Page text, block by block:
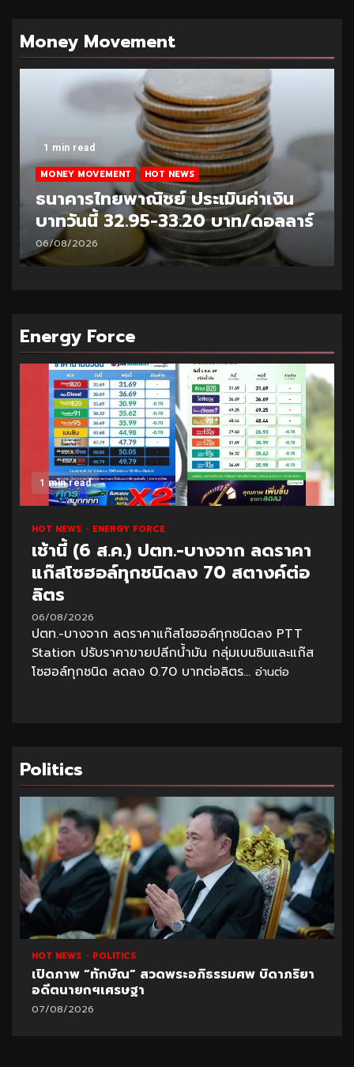
Money Movement
1 min read
MONEY MOVEMENT HOT NEWS
ธนาคารไทยพาณิชย์ ประเมินค่าเงิน
บาทวันนี้ 32.95-33.20 บาท/ดอลลาร์
06/08/2026
Energy Force
1 min read
HOT NEWS ENERGY FORCE
เช้านี้ (6 ส.ค.) ปตท.-บางจาก ลดราคา
แก๊สโซฮอล์ทุกชนิดลง 70 สตางค์ต่อ
ลิตร
06/08/2026
ปตท.-บางจาก ลดราคาแก๊สโซฮอล์ทุกชนิดลง PTT
Station ปรับราคาขายปลีกน้ำมัน กลุ่มเบนซินและแก๊ส
โซฮอล์ทุกชนิด ลดลง 0.70 บาทต่อลิตร... อ่านต่อ
Politics
HOT NEWS POLITICS
เปิดภาพ “ทักษิณ” สวดพระอภิธรรมศพ บิดาภริยา
อดีตนายกฯเศรษฐา
07/08/2026